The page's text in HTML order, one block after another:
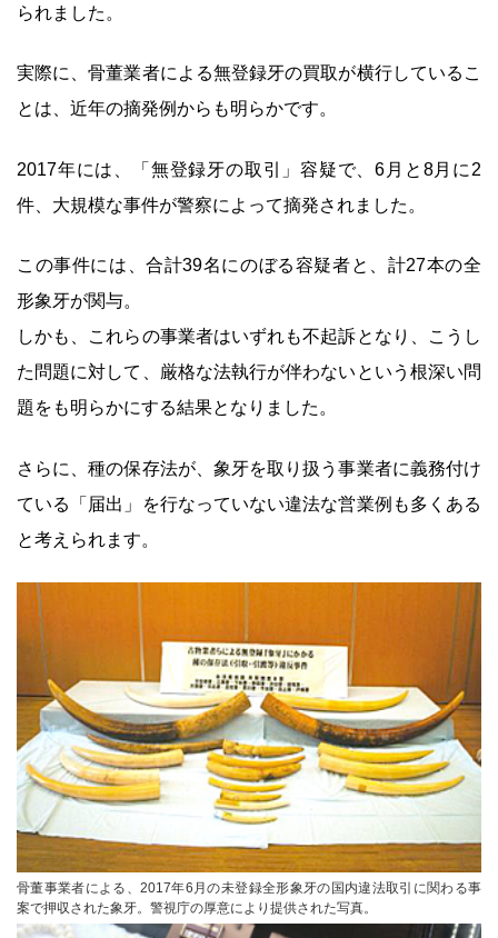
られました。
実際に、骨董業者による無登録牙の買取が横行しているこ
とは、近年の摘発例からも明らかです。
2017年には、「無登録牙の取引」容疑で、6月と8月に2
件、大規模な事件が警察によって摘発されました。
この事件には、合計39名にのぼる容疑者と、計27本の全
形象牙が関与。
しかも、これらの事業者はいずれも不起訴となり、こうし
た問題に対して、厳格な法執行が伴わないという根深い問
題をも明らかにする結果となりました。
さらに、種の保存法が、象牙を取り扱う事業者に義務付け
ている「届出」を行なっていない違法な営業例も多くある
と考えられます。
骨董事業者による、2017年6月の未登録全形象牙の国内違法取引に関わる事
案で押収された象牙。警視庁の厚意により提供された写真。